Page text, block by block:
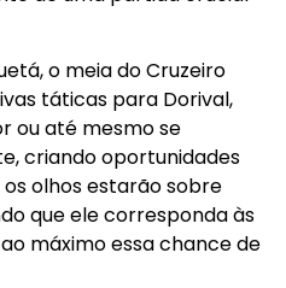
o meia do Cruzeiro
táticas para Dorival,
ou até mesmo se
criando oportunidades
olhos estarão sobre
que ele corresponda às
máximo essa chance de